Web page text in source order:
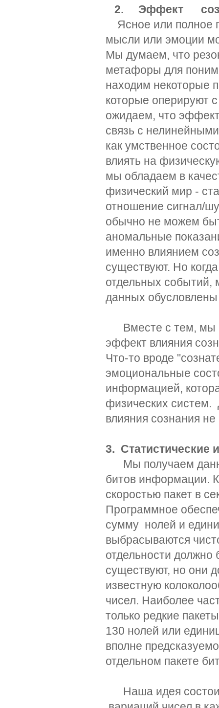
2. Эффект
Ясное или полное
мысли или эмоции
Мы думаем, что
метафоры для
находим некоторые
которые оперируют
ожидаем, что
связь с
как умственное
влиять на
мы обладаем в
физический мир -
отношение сигнал/
обычно не можем
аномальные
именно влиянием
существуют. Но
отдельных событий,
данных обусловлены
Вместе с тем, мы
эффект влияния
Что-то вроде
эмоциональные
информацией,
физических
влияния сознания
3. Статистические
Мы получаем
битов информации.
скоростью пакет в
Программное
сумму нолей и
выбрасываются
отдельности
существуют, но они
известную
чисел. Наиболее
только редкие
130 нолей или
вполне
отдельном пакете
Наша идея